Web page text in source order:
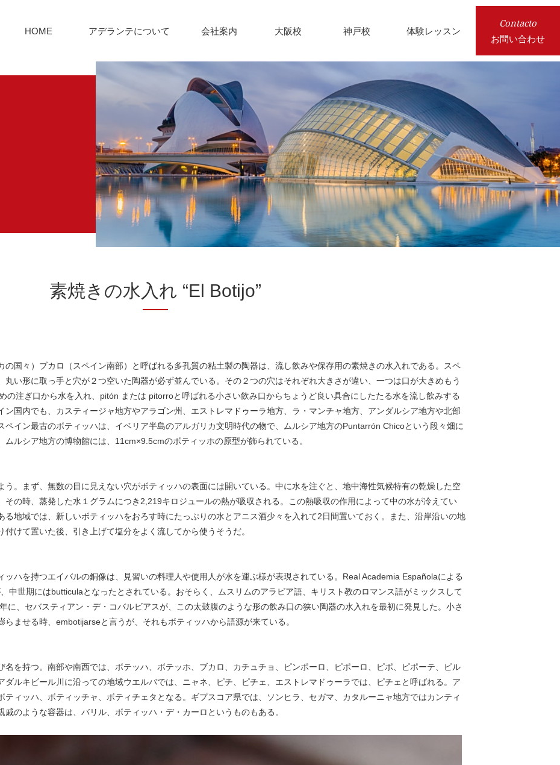
HOME アデランテについて 会社案内 大阪校 神戸校 体験レッスン
Contacto
お問い合わせ
素焼きの水入れ “El Botijo”
の国々）ブカロ（スペイン南部）と呼ばれる多孔質の粘土製の陶器は、流し飲みや保存用の素焼きの水入れである。スペ
丸い形に取っ手と穴が２つ空いた陶器が必ず並んでいる。その２つの穴はそれぞれ大きさが違い、一つは口が大きめもう
の注ぎ口から水を入れ、pitón または pitorroと呼ばれる小さい飲み口からちょうど良い具合にしたたる水を流し飲みする
ン国内でも、カスティージャ地方やアラゴン州、エストレマドゥーラ地方、ラ・マンチャ地方、アンダルシア地方や北部
ペイン最古のボティッハは、イベリア半島のアルガリカ文明時代の物で、ムルシア地方のPuntarrón Chicoという段々畑に
ルシア地方の博物館には、11cm×9.5cmのボティッホの原型が飾られている。
う。まず、無数の目に見えない穴がボティッハの表面には開いている。中に水を注ぐと、地中海性気候特有の乾燥した空
その時、蒸発した水１グラムにつき2,219キロジュールの熱が吸収される。この熱吸収の作用によって中の水が冷えてい
る地域では、新しいボティッハをおろす時にたっぷりの水とアニス酒少々を入れて2日間置いておく。また、沿岸沿いの地
けて置いた後、引き上げて塩分をよく流してから使うそうだ。
ハを持つエイバルの銅像は、見習いの料理人や使用人が水を運ぶ様が表現されている。Real Academia Españolaによる
中世期にはbutticulaとなったとされている。おそらく、ムスリムのアラビア語、キリスト教のロマンス語がミックスして
に、セバスティアン・デ・コバルビアスが、この太鼓腹のような形の飲み口の狭い陶器の水入れを最初に発見した。小さ
ませる時、embotijarseと言うが、それもボティッハから語源が来ている。
名を持つ。南部や南西では、ボテッハ、ボテッホ、ブカロ、カチュチョ、ピンポーロ、ピポーロ、ピポ、ピポーテ、ピル
ダルキビール川に沿っての地域ウエルバでは、ニャネ、ピチ、ピチェ、エストレマドゥーラでは、ピチェと呼ばれる。ア
ティッハ、ボティッチャ、ボティチェタとなる。ギプスコア県では、ソンヒラ、セガマ、カタルーニャ地方ではカンティ
のような容器は、バリル、ボティッハ・デ・カーロというものもある。